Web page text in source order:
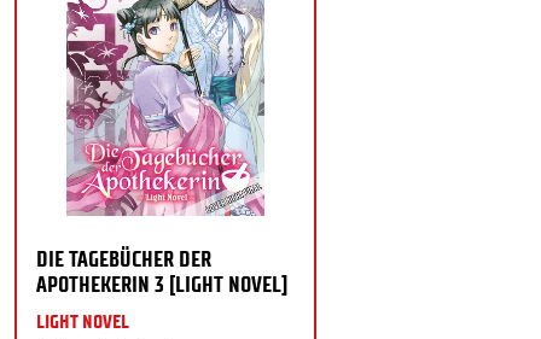
DIE TAGEBÜCHER DER
APOTHEKERIN 3 [LIGHT NOVEL]
LIGHT NOVEL